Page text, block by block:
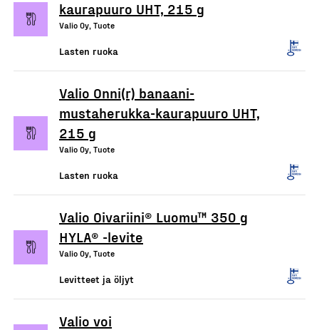
kaurapuuro UHT, 215 g
Valio Oy, Tuote
Lasten ruoka
Valio Onni(r) banaani-
mustaherukka-kaurapuuro UHT,
215 g
Valio Oy, Tuote
Lasten ruoka
Valio Oivariini® Luomu™ 350 g
HYLA® -levite
Valio Oy, Tuote
Levitteet ja öljyt
Valio voi